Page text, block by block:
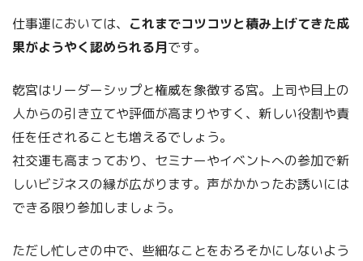
仕事運においては、 これまでコツコツと積み上げてきた成
果がようやく認められる月です。
乾宮はリーダーシップと権威を象徴する宮。上司や目上の
人からの引き立てや評価が高まりやすく、新しい役割や責
任を任されることも増えるでしょう。
社交運も高まっており、セミナーやイベントへの参加で新
しいビジネスの縁が広がります。声がかかったお誘いには
できる限り参加しましょう。
ただし忙しさの中で、些細なことをおろそかにしないよう